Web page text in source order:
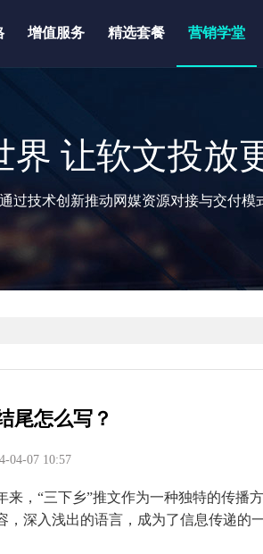
增值服务 精选套餐 营销学堂
界 让软文投放
过技术创新推动网媒资源对接与交付模
尾怎么写？
04-07 10:57
，“三下乡”推文作为一种独特的传播
深入浅出的语言，成为了信息传递的一